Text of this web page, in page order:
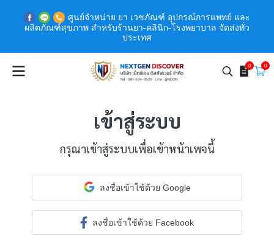
ศูนย์จำหน่าย ยา เวชภัณฑ์ อุปกรณ์การแพทย์ และ
ผลิตภัณฑ์สุขภาพ สำหรับร้านยา-คลินิก-โรงพยาบาล จัดส่งทั่ว
ประเทศ
0 0
เข้าสู่ระบบ
กรุณาเข้าสู่ระบบเพื่อเข้าหน้าเพจนี้
ลงชื่อเข้าใช้ด้วย Google
ลงชื่อเข้าใช้ด้วย Facebook